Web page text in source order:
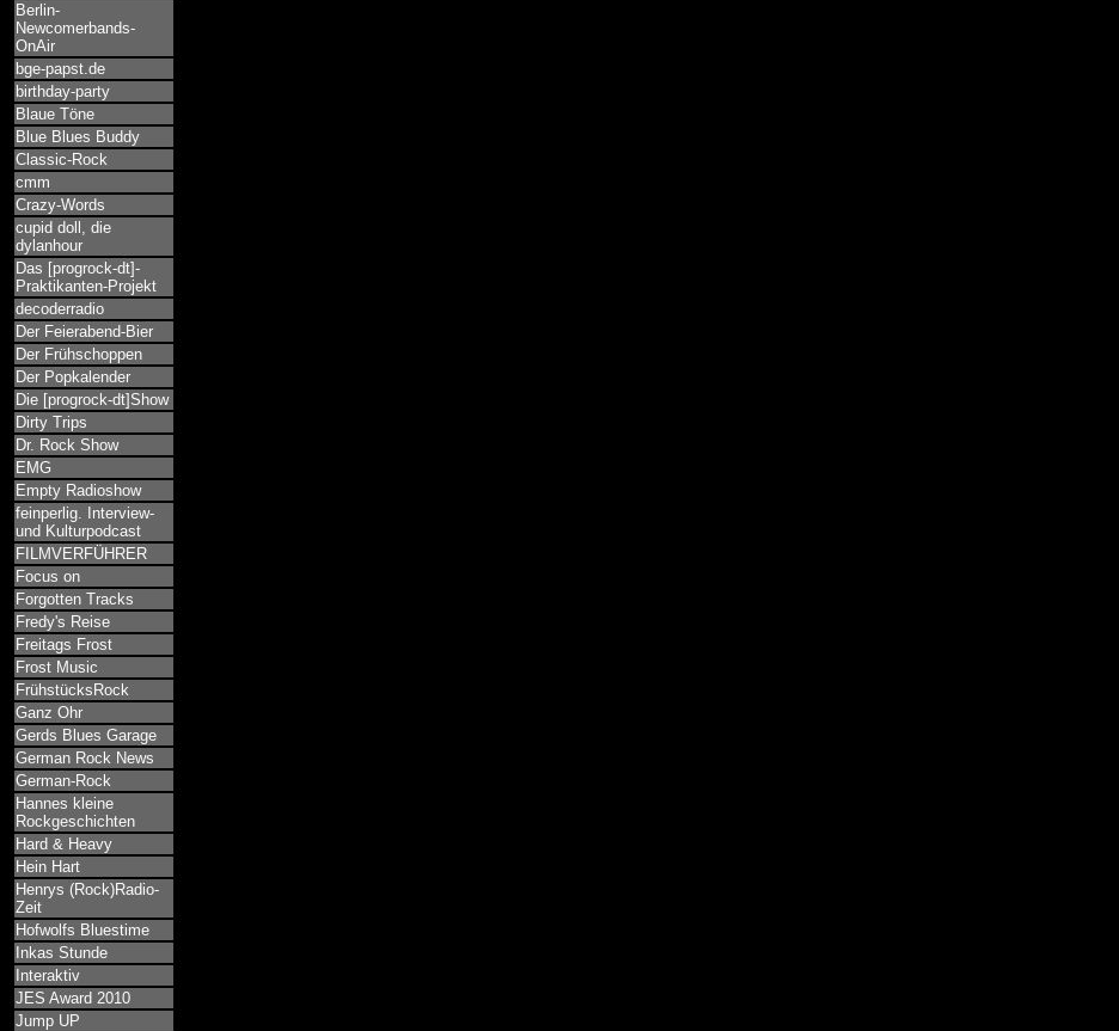
Berlin-
Newcomerbands-
OnAir
bge-papst.de
birthday-party
Blaue Töne
Blue Blues Buddy
Classic-Rock
cmm
Crazy-Words
cupid doll, die
dylanhour
Das [progrock-dt]-
Praktikanten-Projekt
decoderradio
Der Feierabend-Bier
Der Frühschoppen
Der Popkalender
Die [progrock-dt]Show
Dirty Trips
Dr. Rock Show
EMG
Empty Radioshow
feinperlig. Interview-
und Kulturpodcast
FILMVERFÜHRER
Focus on
Forgotten Tracks
Fredy's Reise
Freitags Frost
Frost Music
FrühstücksRock
Ganz Ohr
Gerds Blues Garage
German Rock News
German-Rock
Hannes kleine
Rockgeschichten
Hard & Heavy
Hein Hart
Henrys (Rock)Radio-
Zeit
Hofwolfs Bluestime
Inkas Stunde
Interaktiv
JES Award 2010
Jump UP